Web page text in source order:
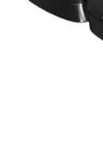
Ribon